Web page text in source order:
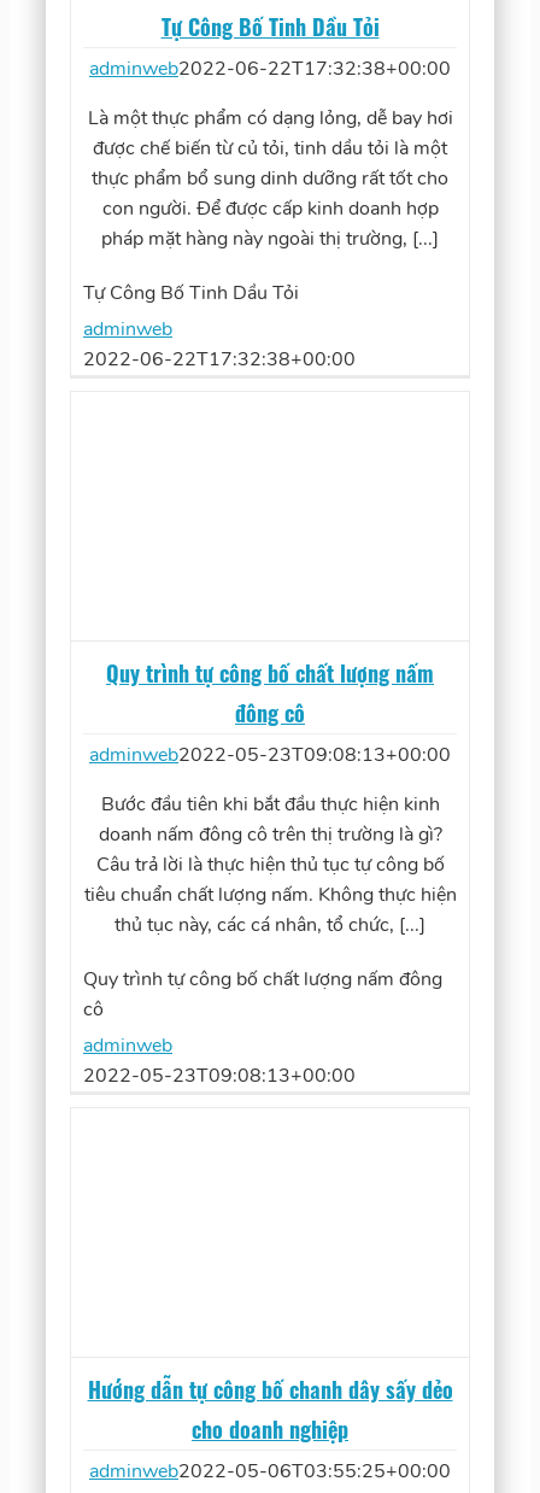
Tự Công Bố Tinh Dầu Tỏi
adminweb2022-06-22T17:32:38+00:00
Là một thực phẩm có dạng lỏng, dễ bay hơi
được chế biến từ củ tỏi, tinh dầu tỏi là một
thực phẩm bổ sung dinh dưỡng rất tốt cho
con người. Để được cấp kinh doanh hợp
pháp mặt hàng này ngoài thị trường, [...]
Tự Công Bố Tinh Dầu Tỏi
adminweb
2022-06-22T17:32:38+00:00
Quy trình tự công bố chất lượng nấm
đông cô
adminweb2022-05-23T09:08:13+00:00
Bước đầu tiên khi bắt đầu thực hiện kinh
doanh nấm đông cô trên thị trường là gì?
Câu trả lời là thực hiện thủ tục tự công bố
tiêu chuẩn chất lượng nấm. Không thực hiện
thủ tục này, các cá nhân, tổ chức, [...]
Quy trình tự công bố chất lượng nấm đông
cô
adminweb
2022-05-23T09:08:13+00:00
Hướng dẫn tự công bố chanh dây sấy dẻo
cho doanh nghiệp
adminweb2022-05-06T03:55:25+00:00